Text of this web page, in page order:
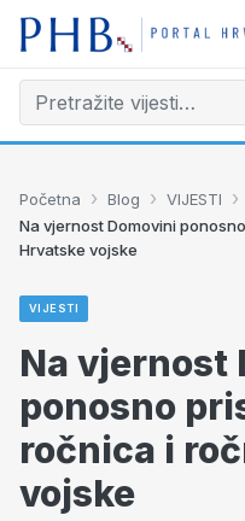
Početna › Blog › VIJESTI ›
Na vjernost Domovini
Hrvatske vojske
VIJESTI
Na vjernost
ponosno
ročnica i
vojske